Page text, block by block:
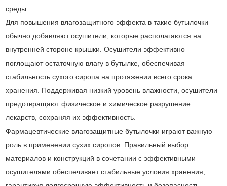
среды.
Для повышения влагозащитного эффекта в такие бутылочки
обычно добавляют осушители, которые располагаются на
внутренней стороне крышки. Осушители эффективно
поглощают остаточную влагу в бутылке, обеспечивая
стабильность сухого сиропа на протяжении всего срока
хранения. Поддерживая низкий уровень влажности, осушители
предотвращают физическое и химическое разрушение
лекарств, сохраняя их эффективность.
Фармацевтические влагозащитные бутылочки играют важную
роль в применении сухих сиропов. Правильный выбор
материалов и конструкций в сочетании с эффективными
осушителями обеспечивает стабильные условия хранения,